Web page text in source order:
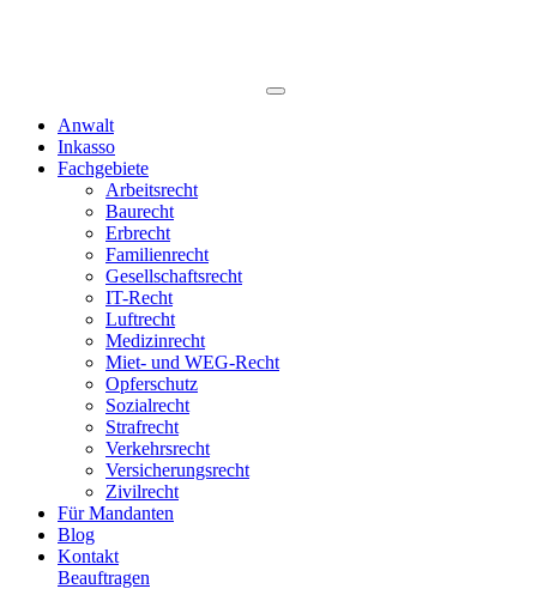
Anwalt
Inkasso
Fachgebiete
Arbeitsrecht
Baurecht
Erbrecht
Familienrecht
Gesellschaftsrecht
IT-Recht
Luftrecht
Medizinrecht
Miet- und WEG-Recht
Opferschutz
Sozialrecht
Strafrecht
Verkehrsrecht
Versicherungsrecht
Zivilrecht
Für Mandanten
Blog
Kontakt
Beauftragen